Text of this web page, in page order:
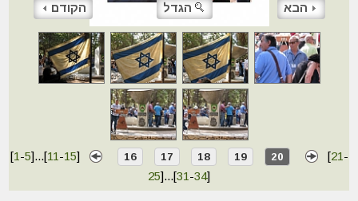
הקודם הגדל הבא
[1 -5]...[11 -15] 16 17 18 19 20 [21 -
25]...[31 -34]